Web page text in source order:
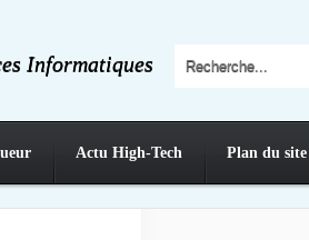
Informatiques
Actu High-Tech Plan du site